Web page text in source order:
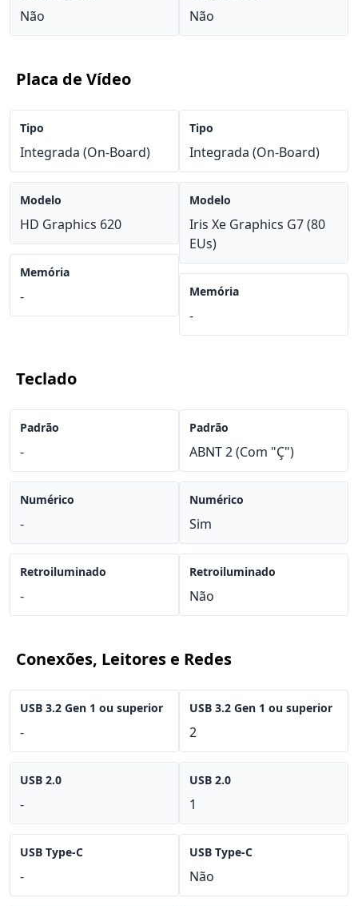
Não Não
Placa de Vídeo
Tipo
Integrada (On-Board)
Modelo
HD Graphics 620
Memória
-
Tipo
Integrada (On-Board)
Modelo
Iris Xe Graphics G7 (80
EUs)
Memória
-
Teclado
Padrão
-
Numérico
-
Retroiluminado
-
Padrão
ABNT 2 (Com "Ç")
Numérico
Sim
Retroiluminado
Não
Conexões, Leitores e Redes
USB 3.2 Gen 1 ou superior
-
USB 2.0
-
USB Type-C
-
USB 3.2 Gen 1 ou superior
2
USB 2.0
1
USB Type-C
Não